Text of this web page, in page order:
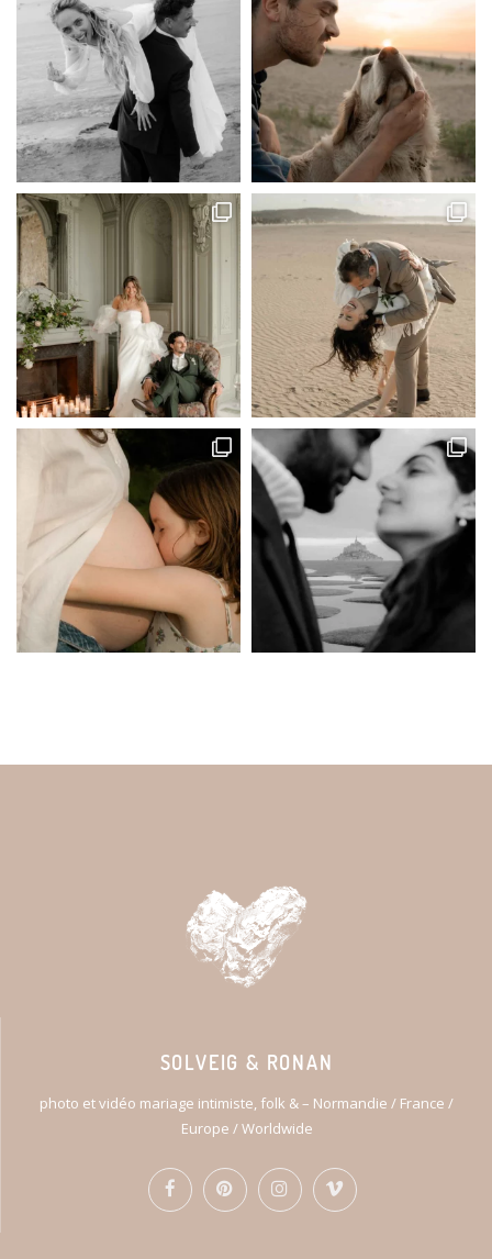
SOLVEIG & RONAN
photo et vidéo mariage intimiste, folk & – Normandie / France /
Europe / Worldwide